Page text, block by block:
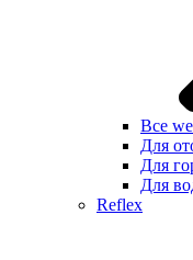
Все
Для
Для
Для
Reflex